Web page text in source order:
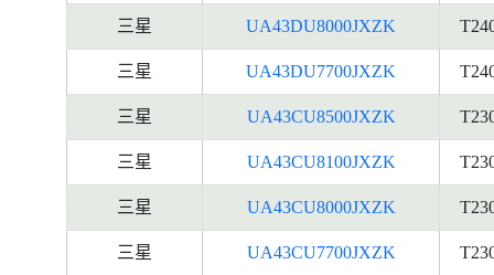
三星 UA43DU8000JXZK
三星 UA43DU7700JXZK
三星 UA43CU8500JXZK
三星 UA43CU8100JXZK
三星 UA43CU8000JXZK
三星 UA43CU7700JXZK